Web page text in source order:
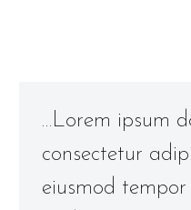
…Lorem ipsum
consectetur
eiusmod